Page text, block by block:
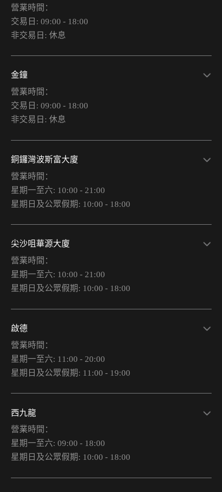
營業時間：
交易日: 09:00 - 18:00
非交易日: 休息
金鐘
營業時間：
交易日: 09:00 - 18:00
非交易日: 休息
銅鑼灣波斯富大廈
營業時間：
星期一至六: 10:00 - 21:00
星期日及公眾假期: 10:00 - 18:00
尖沙咀華源大廈
營業時間：
星期一至六: 10:00 - 21:00
星期日及公眾假期: 10:00 - 18:00
啟德
營業時間：
星期一至六: 11:00 - 20:00
星期日及公眾假期: 11:00 - 19:00
西九龍
營業時間：
星期一至六: 09:00 - 18:00
星期日及公眾假期: 10:00 - 18:00